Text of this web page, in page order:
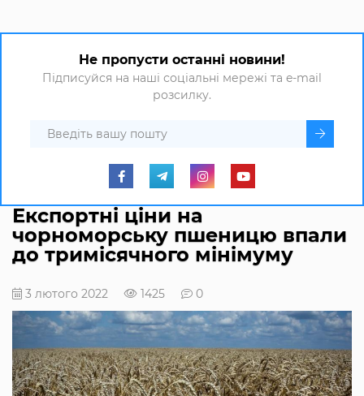
Не пропусти останні новини!
Підписуйся на наші соціальні мережі та e-mail
розсилку.
Експортні ціни на
чорноморську пшеницю впали
до тримісячного мінімуму
3 лютого 2022 1425 0